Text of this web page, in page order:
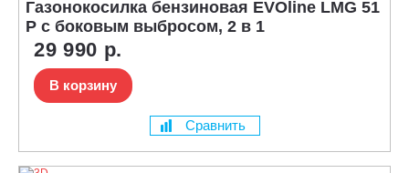
Газонокосилка бензиновая EVOline LMG 51
P с боковым выбросом, 2 в 1
29 990 р.
В корзину
Сравнить